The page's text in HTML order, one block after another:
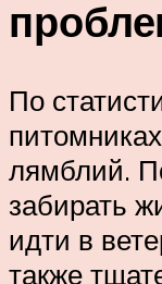
По
лямблий.
забирать
идти в
также